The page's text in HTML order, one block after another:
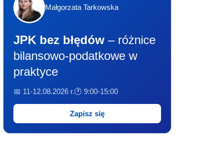
Małgorzata Tarkowska
JPK bez błędów – różnice
bilansowo-podatkowe w
praktyce
📅 11-12.08.2026 r.🕐 9:00-15:00
Zapisz się